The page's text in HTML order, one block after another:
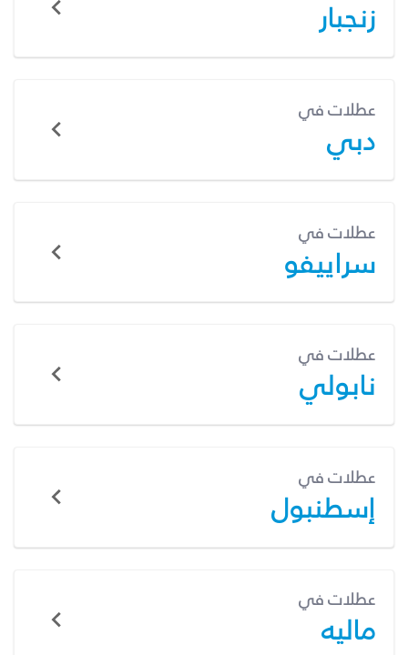
زنجبار
عطلات في
دبي
عطلات في
سراييفو
عطلات في
نابولي
عطلات في
إسطنبول
عطلات في
ماليه